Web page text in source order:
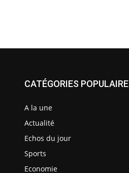
CATÉGORIES POPULAIRE
A la une
Actualité
Echos du jour
Sports
Economie